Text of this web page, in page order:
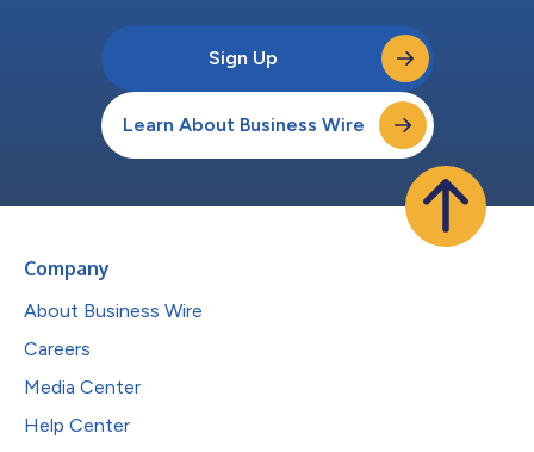
Sign Up
Learn About Business Wire
Company
About Business Wire
Careers
Media Center
Help Center